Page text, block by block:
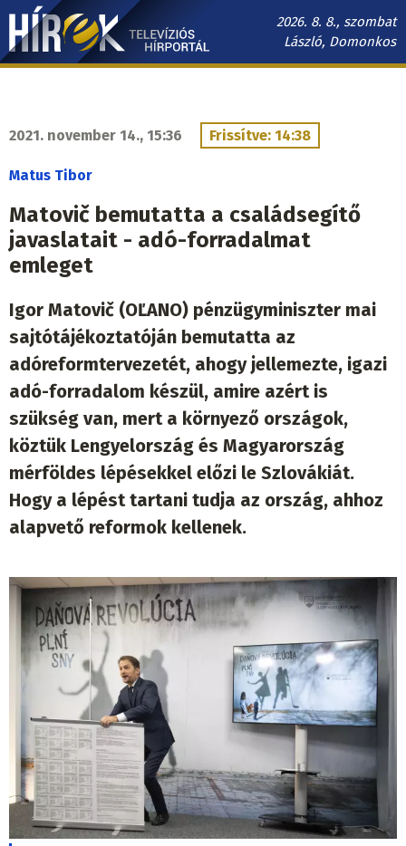
Ugrás
tartalomra
2026. 8. 8., szombat
László, Domonkos
Hírek.sk
2021. november 14., 15:36 Frissítve: 14:38
Matus Tibor
Matovič bemutatta a családsegítő
javaslatait - adó-forradalmat
emleget
Igor Matovič (OĽANO) pénzügyminiszter mai
sajtótájékoztatóján bemutatta az
adóreformtervezetét, ahogy jellemezte, igazi
adó-forradalom készül, amire azért is
szükség van, mert a környező országok,
köztük Lengyelország és Magyarország
mérföldes lépésekkel előzi le Szlovákiát.
Hogy a lépést tartani tudja az ország, ahhoz
alapvető reformok kellenek.